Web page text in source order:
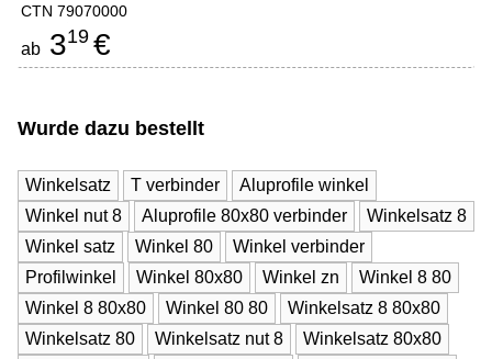
CTN 79070000
ab 319 €
Wurde dazu bestellt
Winkelsatz T verbinder
Aluprofile winkel
Winkel nut 8
Aluprofile 80x80 verbinder
Winkelsatz 8
Winkel satz
Winkel 80
Winkel verbinder
Profilwinkel
Winkel 80x80 Winkel zn
Winkel 8 80
Winkel 8 80x80
Winkel 80 80
Winkelsatz 8 80x80
Winkelsatz 80
Winkelsatz nut 8
Winkelsatz 80x80